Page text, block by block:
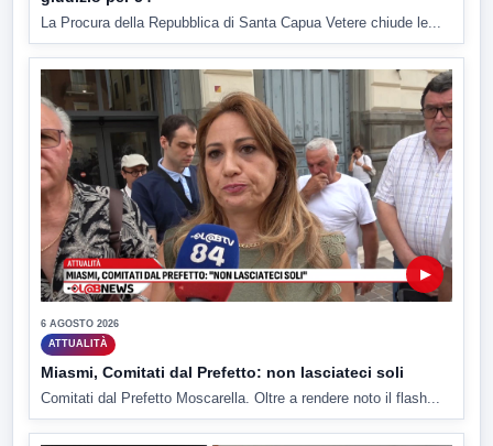
La Procura della Repubblica di Santa Capua Vetere chiude le...
▶
6 AGOSTO 2026
ATTUALITÀ
Miasmi, Comitati dal Prefetto: non lasciateci soli
Comitati dal Prefetto Moscarella. Oltre a rendere noto il flash...